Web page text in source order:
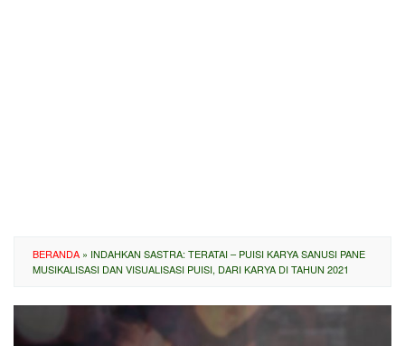
BERANDA » INDAHKAN SASTRA: TERATAI – PUISI KARYA SANUSI PANE
MUSIKALISASI DAN VISUALISASI PUISI, DARI KARYA DI TAHUN 2021